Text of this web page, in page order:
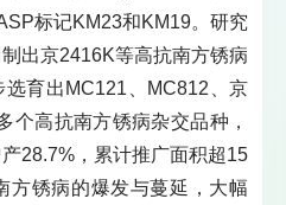
标记KM23和KM19。研究
出京2416K等高抗南方锈病
育出MC121、MC812、京
个高抗南方锈病杂交品种，
28.7%，累计推广面积超15
方锈病的爆发与蔓延，大幅